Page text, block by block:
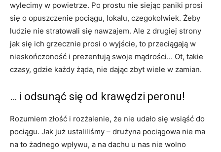
wylecimy w powietrze. Po prostu nie siejąc paniki prosi
się o opuszczenie pociągu, lokalu, czegokolwiek. Żeby
ludzie nie stratowali się nawzajem. Ale z drugiej strony
jak się ich grzecznie prosi o wyjście, to przeciągają w
nieskończoność i prezentują swoje mądrości… Ot, takie
czasy, gdzie każdy żąda, nie dając zbyt wiele w zamian.
… i odsunąć się od krawędzi peronu!
Rozumiem złość i rozżalenie, że nie udało się wsiąść do
pociągu. Jak już ustaliliśmy – drużyna pociągowa nie ma
na to żadnego wpływu, a na dachu u nas nie wolno